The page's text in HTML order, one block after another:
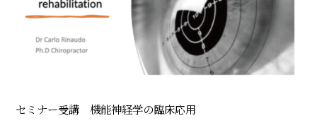
セミナー受講 機能神経学の臨床応用